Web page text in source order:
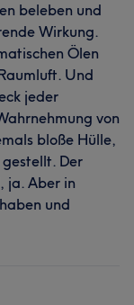
beleben und
Wirkung.
Ölen
Und
jeder
von
bloße Hülle,
Der
ja. Aber in
und